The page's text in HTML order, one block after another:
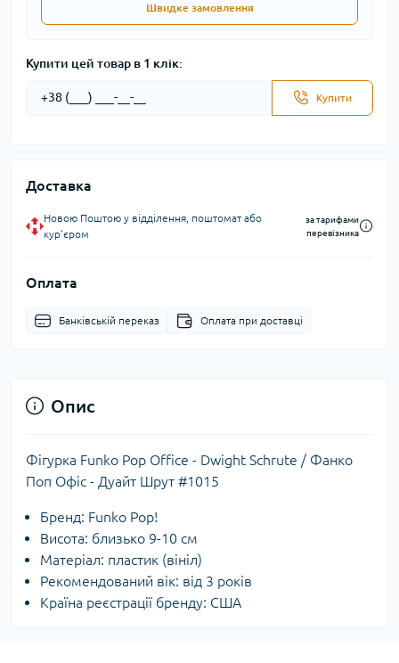
Швидке замовлення
Купити цей товар в 1 клік:
Купити
Доставка
Новою Поштою у відділення, поштомат або
кур'єром
за тарифами
перевізника
Оплата
Банківській переказ Оплата при доставці
Опис
Фігурка Funko Pop Office - Dwight Schrute / Фанко
Поп Офіс - Дуайт Шрут #1015
Бренд: Funko Pop!
Висота: близько 9-10 см
Матеріал: пластик (вініл)
Рекомендований вік: від 3 років
Країна реєстрації бренду: США